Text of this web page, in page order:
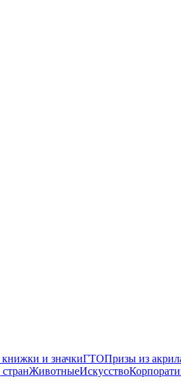
книжки и значкиГТОПризы из
ЖивотныеИскусство